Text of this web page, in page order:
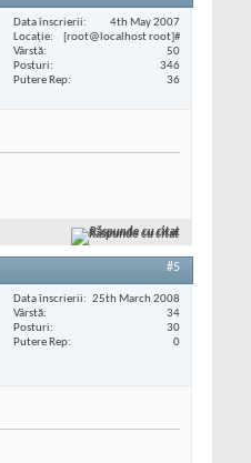
Data înscrierii
4th May 2007
Locaţie
[root@localhost root]#
Vârstă
50
Posturi
346
Putere Rep
36
Răspunde cu citat
#5
Data înscrierii
25th March 2008
Vârstă
34
Posturi
30
Putere Rep
0